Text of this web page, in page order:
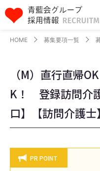
HOME 募集要項一覧
（M）直行直帰
K！ 登録訪問
口】【訪問介護士】
PR POINT